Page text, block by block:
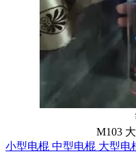
M103
小型电棍 中型电棍 大型电